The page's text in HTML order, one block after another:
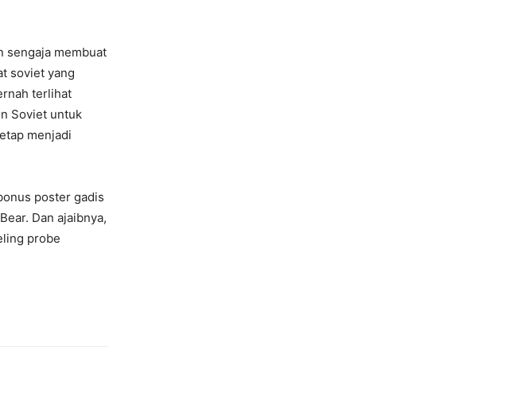
sengaja membuat
soviet yang
terlihat
Soviet untuk
menjadi
poster gadis
Dan ajaibnya,
probe